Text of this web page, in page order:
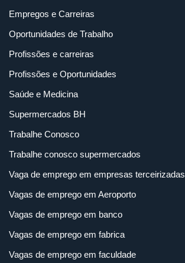
Empregos e Carreiras
Oportunidades de Trabalho
Profissões e carreiras
Profissões e Oportunidades
Saúde e Medicina
Supermercados BH
Trabalhe Conosco
Trabalhe conosco supermercados
Vaga de emprego em empresas terceirizadas
Vagas de emprego em Aeroporto
Vagas de emprego em banco
Vagas de emprego em fabrica
Vagas de emprego em faculdade